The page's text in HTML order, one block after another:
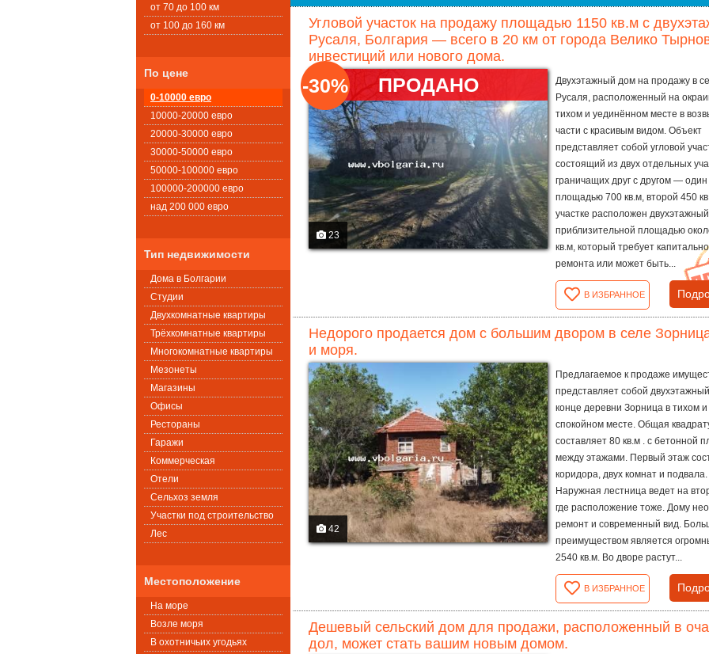
от 70 до 100 км
от 100 до 160 км
По цене
0-10000 евро
10000-20000 евро
20000-30000 евро
30000-50000 евро
50000-100000 евро
100000-200000 евро
над 200 000 евро
Тип недвижимости
Дома в Болгарии
Студии
Двухкомнатные квартиры
Трёхкомнатные квартиры
Многокомнатные квартиры
Мезонеты
Магазины
Офисы
Рестораны
Гаражи
Коммерческая
Oтели
Сельхоз земля
Участки под строительство
Лес
Местоположение
На море
Возле моря
В охотничьих угодьях
Угловой участок на продажу площадью 1150 кв.м с
Русаля, Болгария — всего в 20 км от города Велико
инвестиций или нового дома.
ПРОДАНО
23
-30%
Двухэтажный дом на продажу в
Русаля, расположенный на
тихом и уединённом месте в
части с красивым видом. Объект
представляет собой угловой
состоящий из двух отдельных
граничащих друг с другом — один
площадью 700 кв.м, второй 450
участке расположен
приблизительной площадью
кв.м, который требует
ремонта или может быть...
В ИЗБРАННОЕ
Недорого продается дом с большим двором в селе
и моря.
42
Предлагаемое к продаже
представляет собой
конце деревни Зорница в тихом и
спокойном месте. Общая
составляет 80 кв.м . с бетонной
между этажами. Первый этаж
коридора, двух комнат и подвала.
Наружная лестница ведет на
где расположение тоже. Дому
ремонт и современный вид.
преимуществом является
2540 кв.м. Во дворе растут...
В ИЗБРАННОЕ
Дешевый сельский дом для продажи, расположенный в
дол, может стать вашим новым домом.